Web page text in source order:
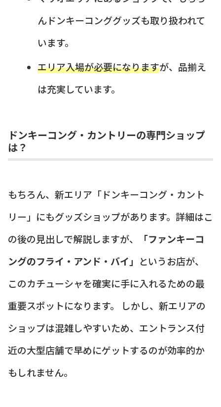
んドンキーコンググッズも取り扱われて
います。
エリア入場が必要になりますが、品揃え
は充実しています。
ドンキーコング・カントリーの専門ショップ
は？
もちろん、新エリア「ドンキーコング・カント
リー」にもグッズショップがあります。詳細はこ
の後の見出しで解説しますが、
「ファンキーコ
ングのフライ・アンド・バイ」 というお店が、
このカチューシャを確実に手に入れるための最
重要スポットになります。 しかし、新エリアの
ショップは混雑しやすいため、エントランス付
近の大型店舗で早めにゲットするのが効率的か
もしれません。